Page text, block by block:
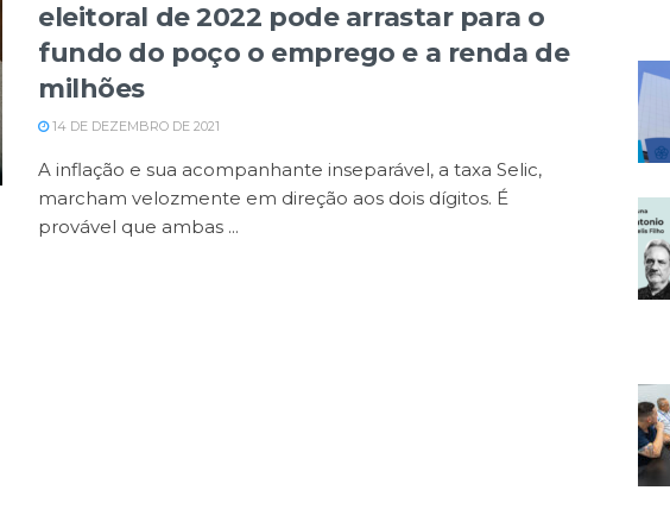
eleitoral de 2022 pode arrastar para o
fundo do poço o emprego e a renda de
milhões
14 DE DEZEMBRO DE 2021
A inflação e sua acompanhante inseparável, a taxa Selic,
marcham velozmente em direção aos dois dígitos. É
provável que ambas ...